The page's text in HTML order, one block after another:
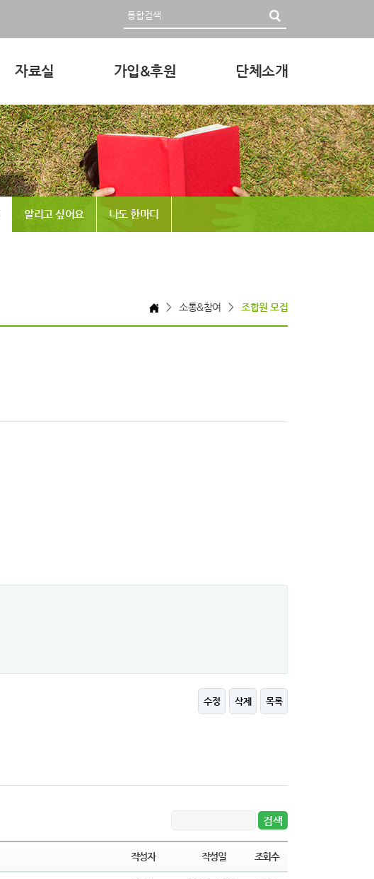
자료실
교육 · 운영자료
연구자료
참고도서
뉴스레터
동영상
가입&후원
회원가입 및 후원안내
단체소개
인사말
미션과 비전
조직
정관 & 재정
알리고 싶어요 나도 한마디
> 소통&참여 > 조합원 모집
수정 삭제 목록
작성자 작성일 조회수